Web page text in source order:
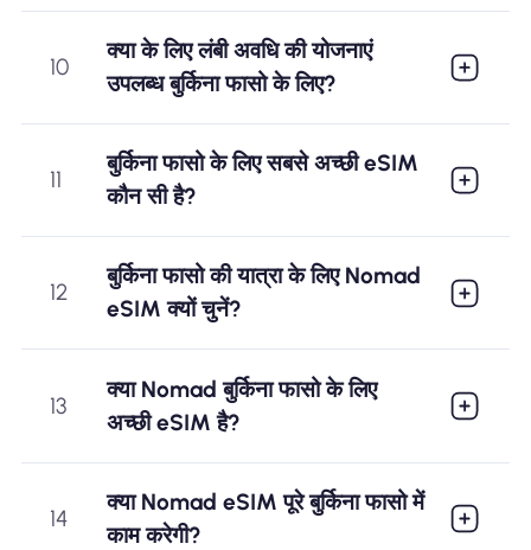
10
क्या के लिए लंबी अवधि की योजनाएं
उपलब्ध बुर्किना फासो के लिए?
11
बुर्किना फासो के लिए सबसे अच्छी eSIM
कौन सी है?
12
बुर्किना फासो की यात्रा के लिए Nomad
eSIM क्यों चुनें?
13
क्या Nomad बुर्किना फासो के लिए
अच्छी eSIM है?
14
क्या Nomad eSIM पूरे बुर्किना फासो में
काम करेगी?